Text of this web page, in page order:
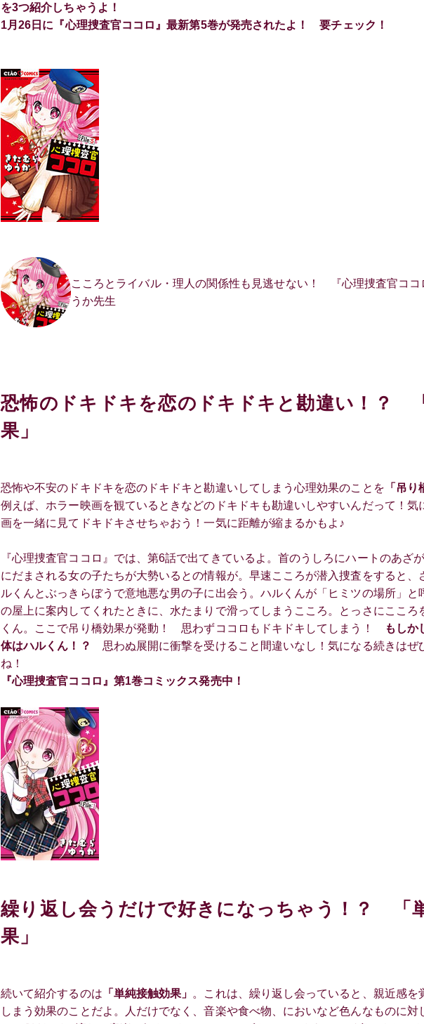
を3つ紹介しちゃうよ！
1月26日に『心理捜査官ココロ』最新第5巻が発売されたよ！ 要チェック！
こころとライバル・理人の関係性も見逃せない！ 『心理捜査官ココ
うか先生
恐怖のドキドキを恋のドキドキと勘違い！？
果」
恐怖や不安のドキドキを恋のドキドキと勘違いしてしまう心理効果のことを 「吊り
例えば、ホラー映画を観ているときなどのドキドキも勘違いしやすいんだって！気
画を一緒に見てドキドキさせちゃおう！一気に距離が縮まるかもよ♪
『心理捜査官ココロ』では、第6話で出てきているよ。首のうしろにハートのあざ
にだまされる女の子たちが大勢いるとの情報が。早速こころが潜入捜査をすると、
ルくんとぶっきらぼうで意地悪な男の子に出会う。ハルくんが「ヒミツの場所」と
の屋上に案内してくれたときに、水たまりで滑ってしまうこころ。とっさにこころ
くん。ここで吊り橋効果が発動！ 思わずココロもドキドキしてしまう！
もしか
体はハルくん！？
思わぬ展開に衝撃を受けること間違いなし！気になる続きはぜ
ね！
『心理捜査官ココロ』第1巻コミックス発売中！
繰り返し会うだけで好きになっちゃう！？ 「
果」
続いて紹介するのは 「単純接触効果」 。これは、繰り返し会っていると、親近感を
しまう効果のことだよ。人だけでなく、音楽や食べ物、においなど色んなものに対